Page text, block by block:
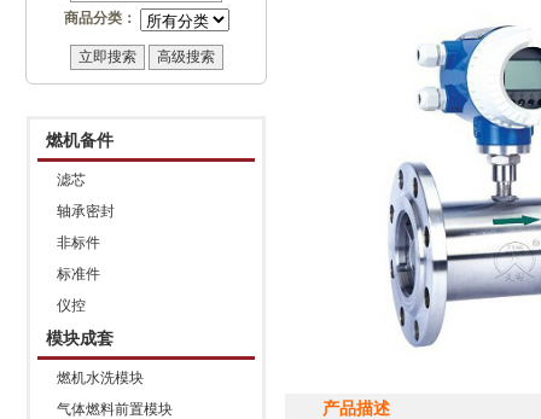
商品分类：
燃机备件
滤芯
轴承密封
非标件
标准件
仪控
模块成套
燃机水洗模块
气体燃料前置模块
产品描述